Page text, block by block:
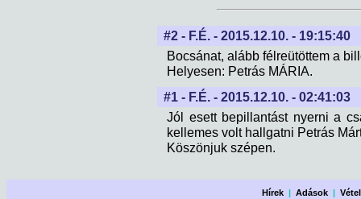
#2 - F.É. - 2015.12.10. - 19:15:40
Bocsánat, alább félreütöttem a
Helyesen: Petrás MÁRIA.
#1 - F.É. - 2015.12.10. - 02:41:03
Jól esett bepillantást nyerni a
kellemes volt hallgatni Petrás
Köszönjuk szépen.
Hírek |Adások |